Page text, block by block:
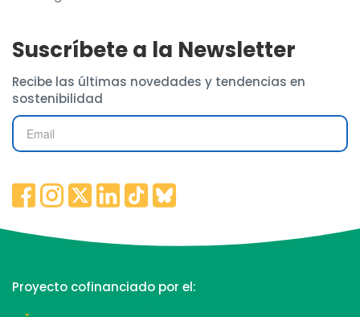
Suscríbete a la Newsletter
Recibe las últimas novedades y tendencias en
sostenibilidad
Proyecto cofinanciado por el: